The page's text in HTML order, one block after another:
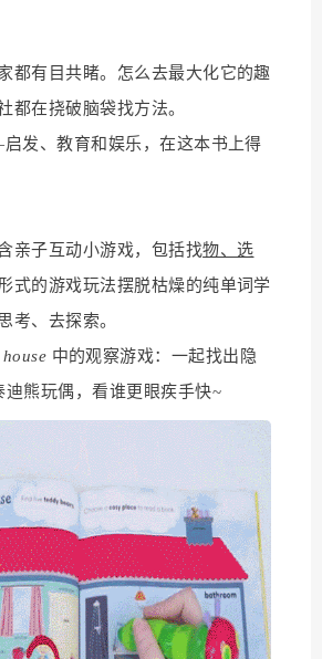
都有目共睹。怎么去最大化它的趣
都在挠破脑袋找方法。
发、教育和娱乐，在这本书上得
亲子互动小游戏，包括找物、选
式的游戏玩法摆脱枯燥的纯单词学
考、去探索。
中的观察游戏：一起找出隐
迪熊玩偶，看谁更眼疾手快~